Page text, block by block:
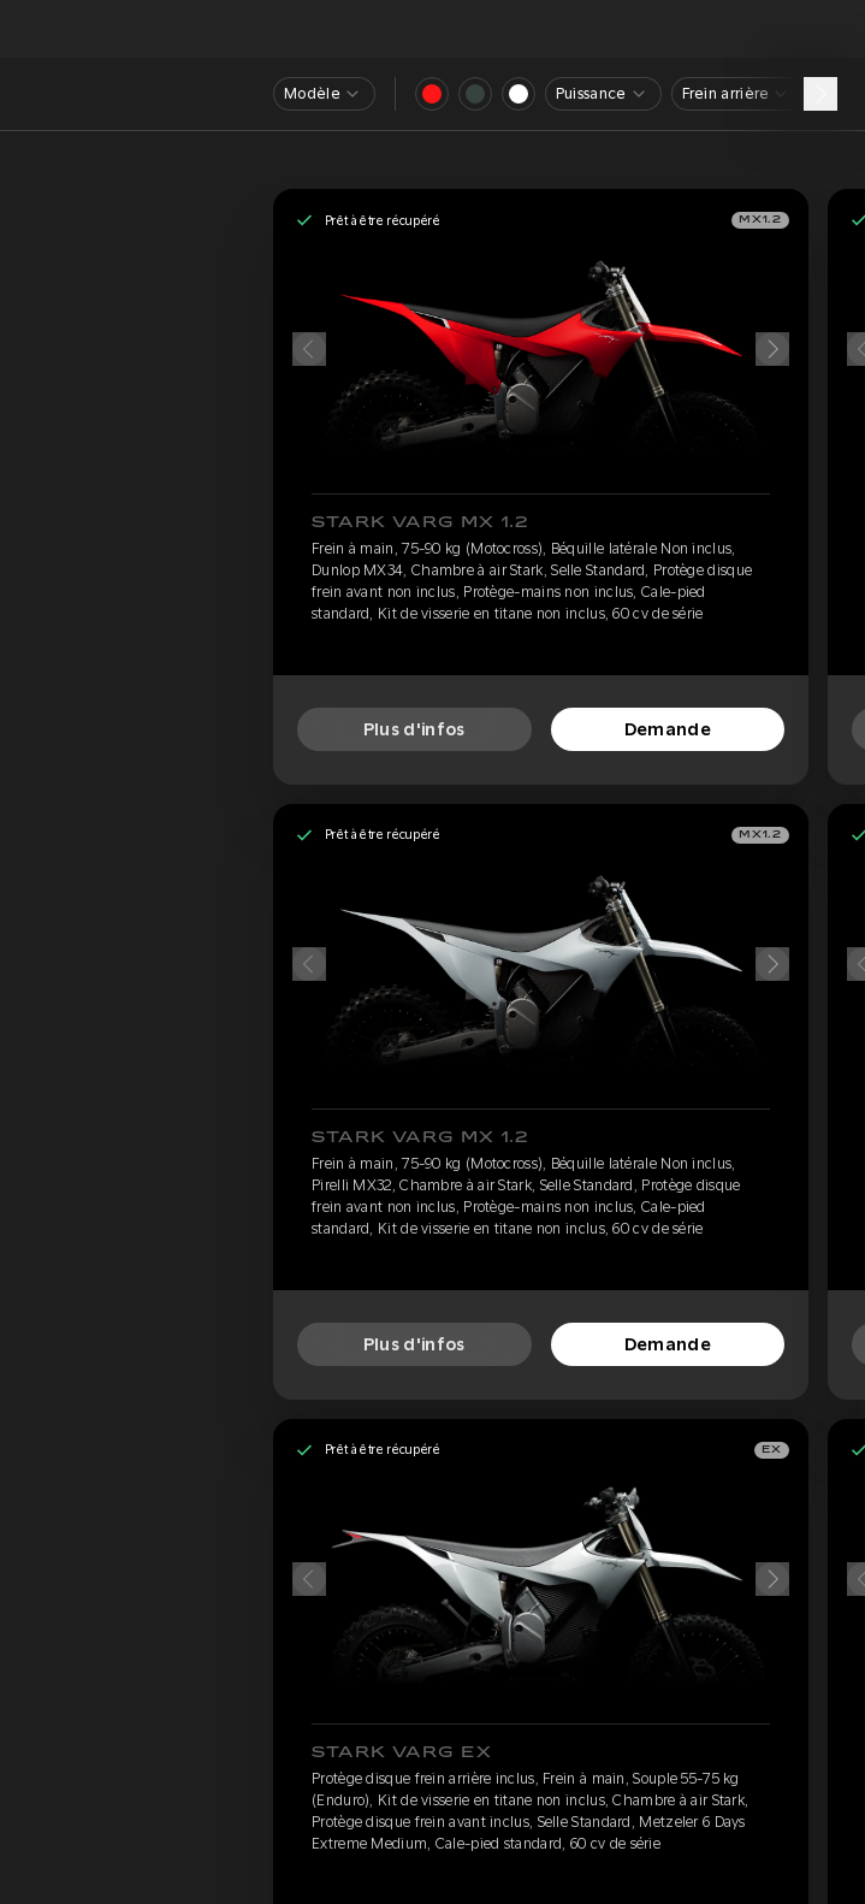
Modèle Puissance Frein arrière
Prêt à être récupéré MX1.2
STARK VARG MX 1.2
Frein à main, 75-90 kg (Motocross), Béquille latérale Non inclus,
Dunlop MX34, Chambre à air Stark, Selle Standard, Protège disque
frein avant non inclus, Protège-mains non inclus, Cale-pied
standard, Kit de visserie en titane non inclus, 60 cv de série
Plus d'infos Demande
Prêt à être récupéré MX1.2
STARK VARG MX 1.2
Frein à main, 75-90 kg (Motocross), Béquille latérale Non inclus,
Pirelli MX32, Chambre à air Stark, Selle Standard, Protège disque
frein avant non inclus, Protège-mains non inclus, Cale-pied
standard, Kit de visserie en titane non inclus, 60 cv de série
Plus d'infos Demande
Prêt à être récupéré EX
STARK VARG EX
Protège disque frein arrière inclus, Frein à main, Souple 55-75 kg
(Enduro), Kit de visserie en titane non inclus, Chambre à air Stark,
Protège disque frein avant inclus, Selle Standard, Metzeler 6 Days
Extreme Medium, Cale-pied standard, 60 cv de série